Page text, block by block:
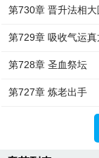
第730章 晋升法相大
第729章 吸收气运
第728章 圣血祭坛
第727章 炼老出手